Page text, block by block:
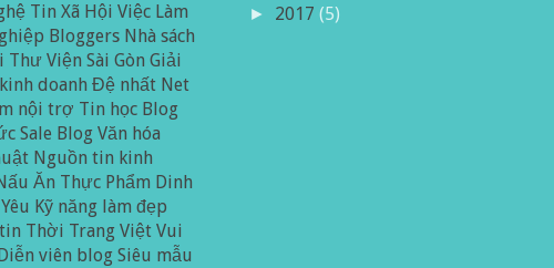
Tin Xã Hội Việc Làm
Bloggers Nhà sách
Thư Viện Sài Gòn Giải
doanh Đệ nhất Net
nội trợ Tin học Blog
Sale Blog Văn hóa
Nguồn tin kinh
Ăn Thực Phẩm Dinh
Yêu Kỹ năng làm đẹp
Thời Trang Việt Vui
Diễn viên blog Siêu mẫu
► 2017 (5)